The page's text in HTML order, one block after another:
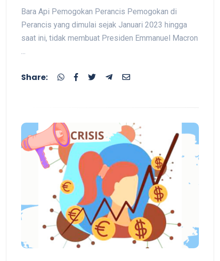
Bara Api Pemogokan Perancis Pemogokan di
Perancis yang dimulai sejak Januari 2023 hingga
saat ini, tidak membuat Presiden Emmanuel Macron
...
Share: